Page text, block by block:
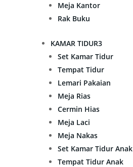
Meja Kantor
Rak Buku
KAMAR TIDUR3
Set Kamar Tidur
Tempat Tidur
Lemari Pakaian
Meja Rias
Cermin Hias
Meja Laci
Meja Nakas
Set Kamar Tidur Anak
Tempat Tidur Anak